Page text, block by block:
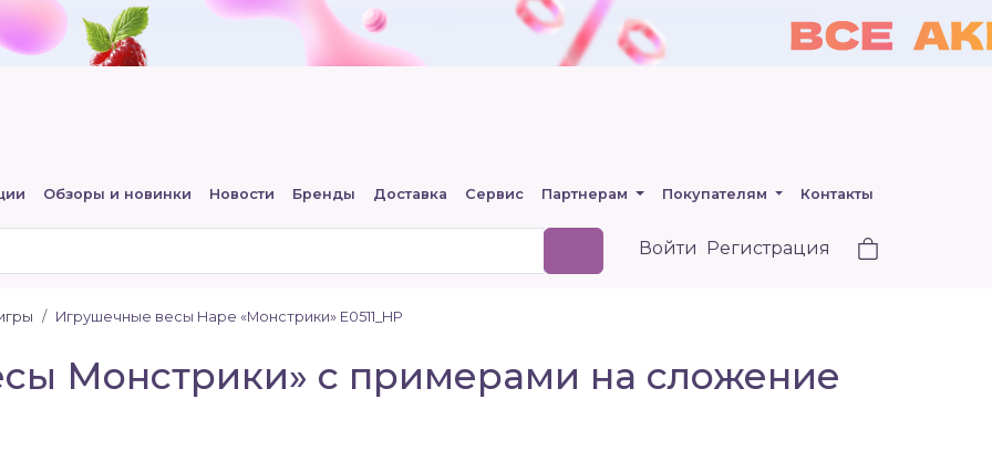
Обзоры и новинки Новости Бренды Доставка Сервис Партнерам Покупателям Контакты
Войти Регистрация
Игрушечные весы Hape «Монстрики» E0511_HP
Монстрики» с примерами на сложение